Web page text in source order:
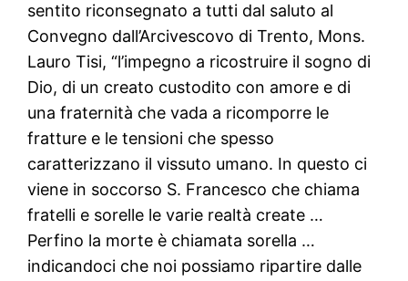
sentito riconsegnato a tutti dal saluto al
Convegno dall’Arcivescovo di Trento, Mons.
Lauro Tisi, “l’impegno a ricostruire il sogno di
Dio, di un creato custodito con amore e di
una fraternità che vada a ricomporre le
fratture e le tensioni che spesso
caratterizzano il vissuto umano. In questo ci
viene in soccorso S. Francesco che chiama
fratelli e sorelle le varie realtà create …
Perfino la morte è chiamata sorella …
indicandoci che noi possiamo ripartire dalle